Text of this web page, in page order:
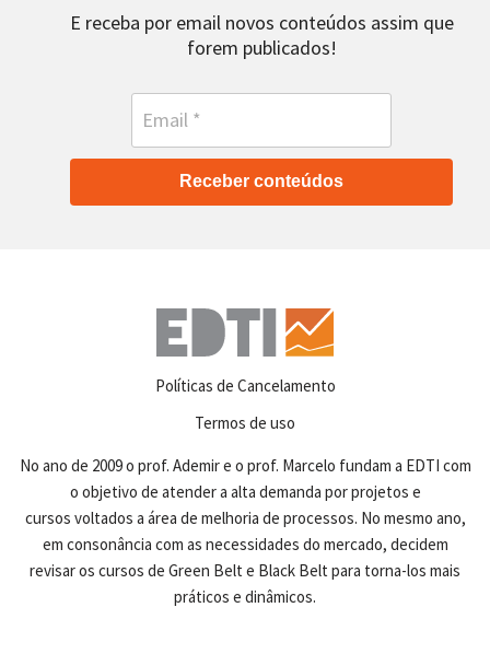
E receba por email novos conteúdos assim que
forem publicados!
Receber conteúdos
Políticas de Cancelamento
Termos de uso
No ano de 2009 o prof. Ademir e o prof. Marcelo fundam a EDTI com
o objetivo de atender a alta demanda por projetos e
cursos voltados a área de melhoria de processos. No mesmo ano,
em consonância com as necessidades do mercado, decidem
revisar os cursos de Green Belt e Black Belt para torna-los mais
práticos e dinâmicos.